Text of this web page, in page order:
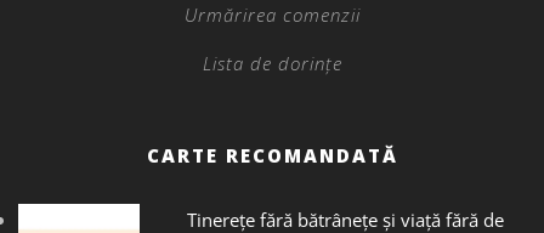
Urmărirea comenzii
Lista de dorințe
CARTE RECOMANDATĂ
Tinerețe fără bătrânețe și viață fără de